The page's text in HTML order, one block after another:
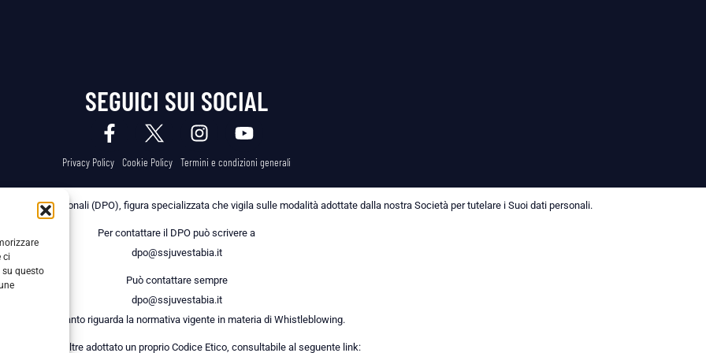
ci
questo
SEGUICI SUI SOCIAL
Privacy Policy Cookie Policy Termini e condizioni generali
dei Dati Personali (DPO), figura specializzata che vigila sulle modalità adottate dalla nostra Società per tutelare i Suoi dati personali.
Per contattare il DPO può scrivere a
dpo@ssjuvestabia.it
Può contattare sempre
dpo@ssjuvestabia.it
anche per quanto riguarda la normativa vigente in materia di Whistleblowing.
Società ha inoltre adottato un proprio Codice Etico, consultabile al seguente link: